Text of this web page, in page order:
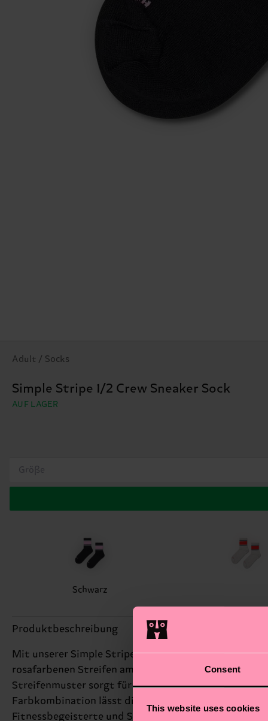
Consent
This website uses cookies
Adult / Socks
Simple Stripe 1/2 Crew Sneaker Sock
AUF LAGER
Größe
Schwarz
Produktbeschreibung
Mit unserer Simple Stripe 1/2 Crew Sneaker Socke
rosafarbenen Streifen am Bündchen verleiht deiner
Streifenmuster sorgt für einen sportlichen Look,
Farbkombination lässt dich aus der Menge
Fitnessbegeisterte und Sportteams.